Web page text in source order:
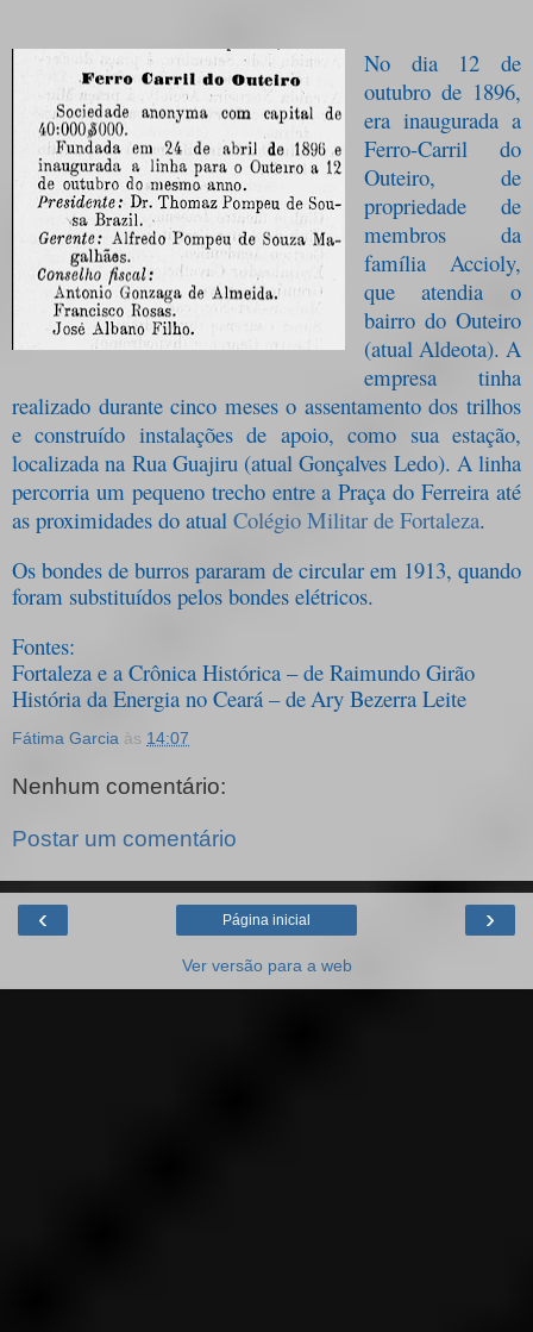
No dia 12 de
outubro de 1896,
era inaugurada a
Ferro-Carril do
Outeiro, de
propriedade de
membros da
família Accioly,
que atendia o
bairro do Outeiro
(atual Aldeota). A
empresa tinha
realizado durante cinco meses o assentamento dos trilhos
e construído instalações de apoio, como sua estação,
localizada na Rua Guajiru (atual Gonçalves Ledo). A linha
percorria um pequeno trecho entre a Praça do Ferreira até
as proximidades do atual Colégio Militar de Fortaleza.
Os bondes de burros pararam de circular em 1913, quando
foram substituídos pelos bondes elétricos.
Fontes:
Fortaleza e a Crônica Histórica – de Raimundo Girão
História da Energia no Ceará – de Ary Bezerra Leite
Fátima Garcia às 14:07
Nenhum comentário:
Postar um comentário
‹ ›
Página inicial
Ver versão para a web